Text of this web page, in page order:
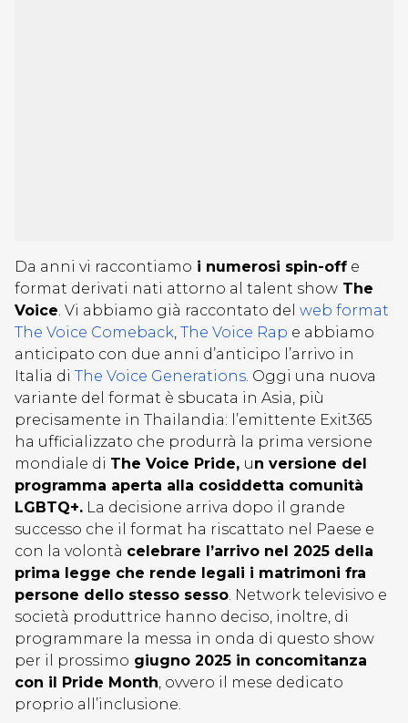
Da anni vi raccontiamo i numerosi spin-off e
format derivati nati attorno al talent show The
Voice. Vi abbiamo già raccontato del web format
The Voice Comeback, The Voice Rap e abbiamo
anticipato con due anni d’anticipo l’arrivo in
Italia di The Voice Generations. Oggi una nuova
variante del format è sbucata in Asia, più
precisamente in Thailandia: l’emittente Exit365
ha ufficializzato che produrrà la prima versione
mondiale di The Voice Pride, un versione del
programma aperta alla cosiddetta comunità
LGBTQ+. La decisione arriva dopo il grande
successo che il format ha riscattato nel Paese e
con la volontà celebrare l’arrivo nel 2025 della
prima legge che rende legali i matrimoni fra
persone dello stesso sesso. Network televisivo e
società produttrice hanno deciso, inoltre, di
programmare la messa in onda di questo show
per il prossimo giugno 2025 in concomitanza
con il Pride Month, ovvero il mese dedicato
proprio all’inclusione.